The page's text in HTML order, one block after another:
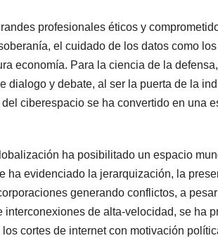
profesionales éticos y
el cuidado de los datos como
economía. Para la ciencia de la
dialogo y debate, al ser la puerta de la
ciberespacio se ha convertido en una
ha posibilitado un espacio
ha evidenciado la jerarquización, la
generando conflictos, a
de alta-velocidad, se ha
cortes de internet con motivación